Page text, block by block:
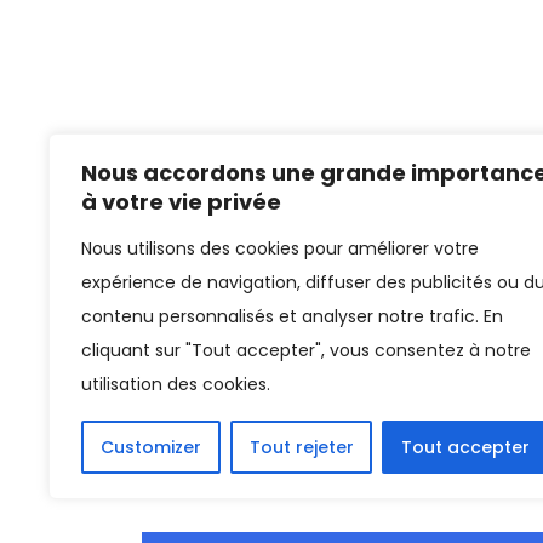
Nous accordons une grande
à votre vie privée
Nous utilisons des cookies pour améliorer votre
expérience de navigation, diffuser des publicités ou
contenu personnalisés et analyser notre trafic. En
cliquant sur "Tout accepter", vous consentez à notre
utilisation des cookies.
Customizer Tout rejeter Tout accepter